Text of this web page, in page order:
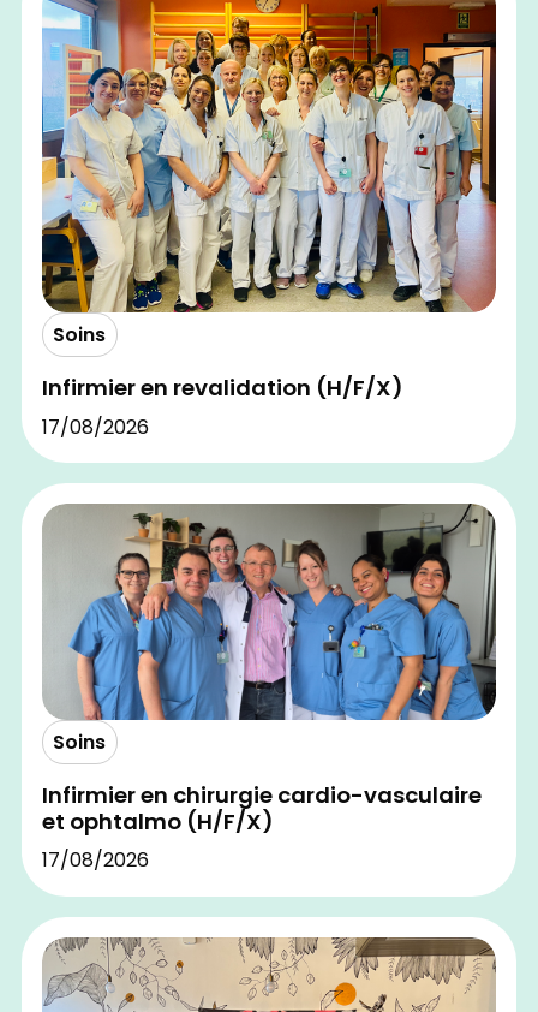
Soins
Infirmier en revalidation (H/F/X)
17/08/2026
Soins
Infirmier en chirurgie cardio-vasculaire
et ophtalmo (H/F/X)
17/08/2026